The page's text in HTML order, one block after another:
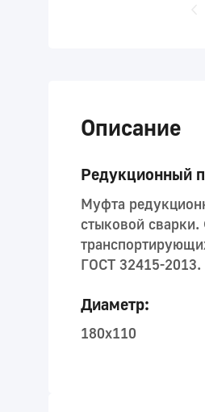
Описание
Редукционный
Муфта
стыковой
ГОСТ 32415-2013.
Диаметр:
180x110